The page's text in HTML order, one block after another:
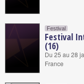
Festival
Festival
(16)
Du 25 au 28
France